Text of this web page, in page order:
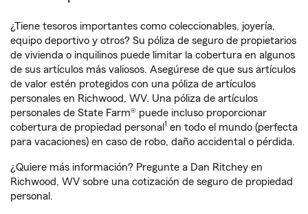
¿Tiene tesoros importantes como coleccionables, joyería,
equipo deportivo y otros? Su póliza de seguro de propietarios
de vivienda o inquilinos puede limitar la cobertura en algunos
de sus artículos más valiosos. Asegúrese de que sus artículos
de valor estén protegidos con una póliza de artículos
personales en Richwood, WV. Una póliza de artículos
personales de State Farm® puede incluso proporcionar
cobertura de propiedad personal 1 en todo el mundo (perfecta
para vacaciones) en caso de robo, daño accidental o pérdida.
¿Quiere más información? Pregunte a Dan Ritchey en
Richwood, WV sobre una cotización de seguro de propiedad
personal.